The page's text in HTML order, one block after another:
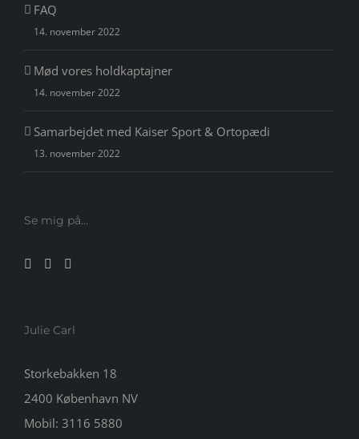
FAQ
14. november 2022
Mød vores holdkaptajner
14. november 2022
Samarbejdet med Kaiser Sport & Ortopædi
13. november 2022
Se mig på…
Julie Carl
Storkebakken 18
2400 København NV
Mobil: 3116 5880